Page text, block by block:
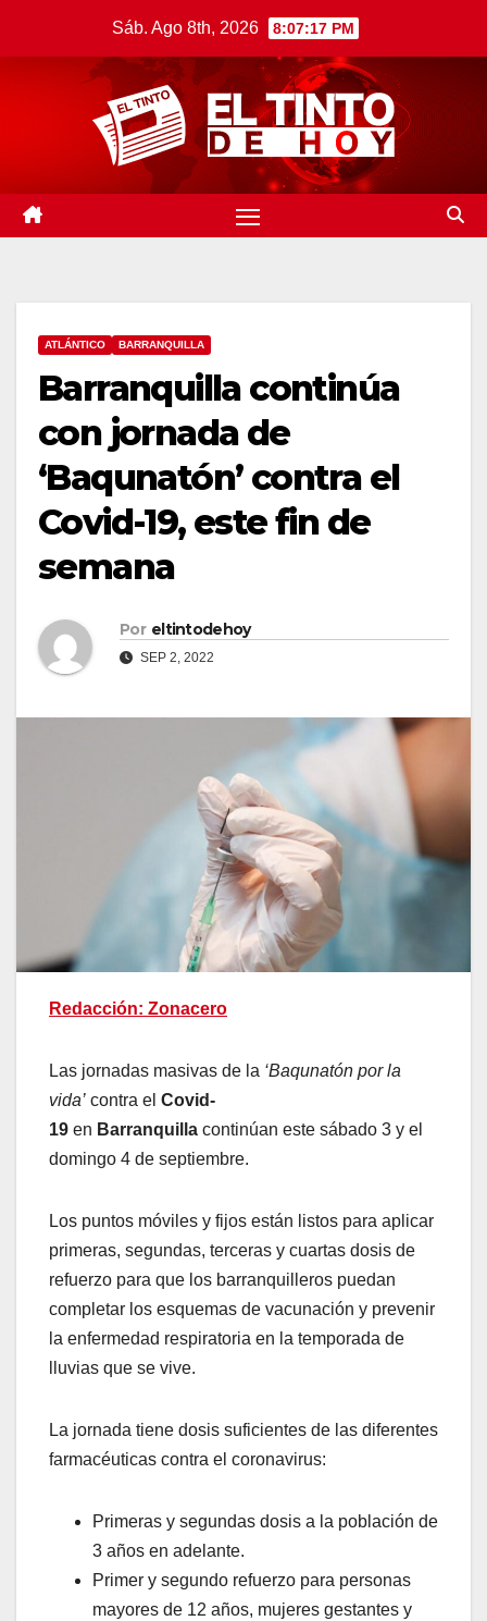
Sáb. Ago 8th, 2026 8:07:18 PM
ATLÁNTICO BARRANQUILLA
Barranquilla continúa
con jornada de
‘Baqunatón’ contra el
Covid-19, este fin de
semana
Por eltintodehoy
SEP 2, 2022
Redacción: Zonacero
Las jornadas masivas de la ‘Baqunatón por la
vida’ contra el Covid-
19 en Barranquilla continúan este sábado 3 y el
domingo 4 de septiembre.
Los puntos móviles y fijos están listos para aplicar
primeras, segundas, terceras y cuartas dosis de
refuerzo para que los barranquilleros puedan
completar los esquemas de vacunación y prevenir
la enfermedad respiratoria en la temporada de
lluvias que se vive.
La jornada tiene dosis suficientes de las diferentes
farmacéuticas contra el coronavirus:
Primeras y segundas dosis a la población de
3 años en adelante.
Primer y segundo refuerzo para personas
mayores de 12 años, mujeres gestantes y